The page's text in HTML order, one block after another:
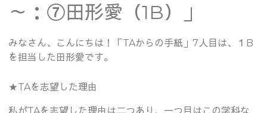
～：⑦田形愛（1B）」
みなさん、こんにちは！「TAからの手紙」7人目は、１B
を担当した田形愛です。
★TAを志望した理由